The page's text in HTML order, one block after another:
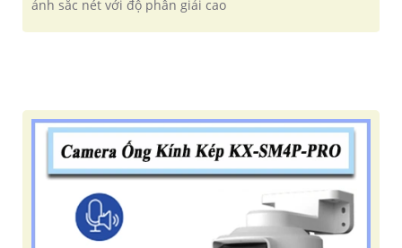
ảnh sắc nét với độ phân giải cao